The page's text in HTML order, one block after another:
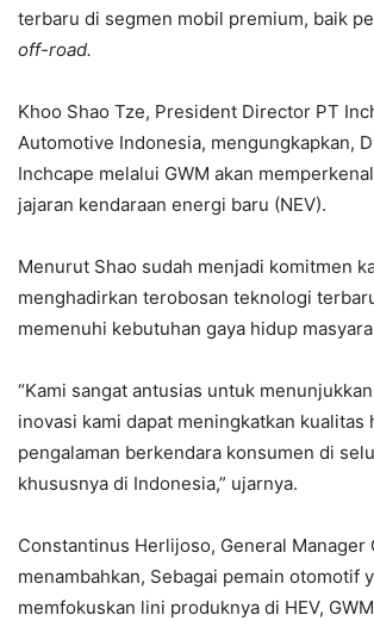
terbaru di segmen mobil premium, baik
off-road.
Khoo Shao Tze, President Director PT
Automotive Indonesia, mengungkapkan,
Inchcape melalui GWM akan
jajaran kendaraan energi baru (NEV).
Menurut Shao sudah menjadi komitmen
menghadirkan terobosan teknologi
memenuhi kebutuhan gaya hidup
“Kami sangat antusias untuk
inovasi kami dapat meningkatkan kualitas
pengalaman berkendara konsumen di
khususnya di Indonesia,” ujarnya.
Constantinus Herlijoso, General Manager
menambahkan, Sebagai pemain otomotif
memfokuskan lini produknya di HEV,